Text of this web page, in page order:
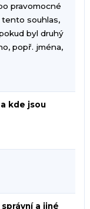
pravomocné
tento souhlas,
byl druhý
popř. jména,
kde jsou
a jiné